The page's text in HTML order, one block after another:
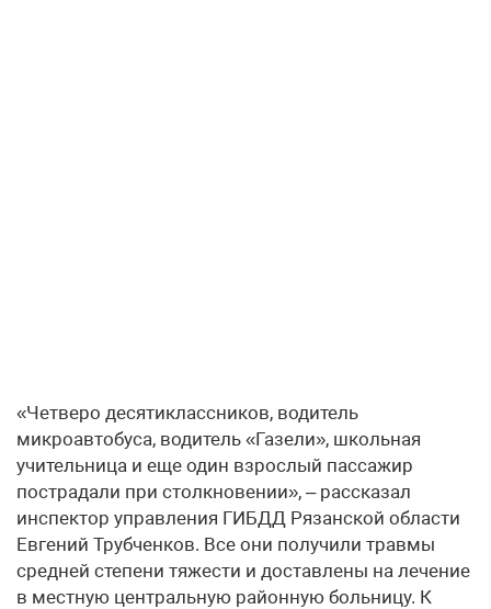
«Четверо десятиклассников, водитель
микроавтобуса, водитель «Газели», школьная
учительница и еще один взрослый пассажир
пострадали при столкновении», – рассказал
инспектор управления ГИБДД Рязанской области
Евгений Трубченков. Все они получили травмы
средней степени тяжести и доставлены на лечение
в местную центральную районную больницу. К